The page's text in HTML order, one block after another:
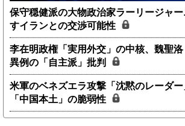
保守穏健派の大物政治家ラーリージャ
すイランとの交渉可能性
李在明政権「実用外交」の中核、魏聖
異例の「自主派」批判
米軍のベネズエラ攻撃「沈黙のレーダ
「中国本土」の脆弱性